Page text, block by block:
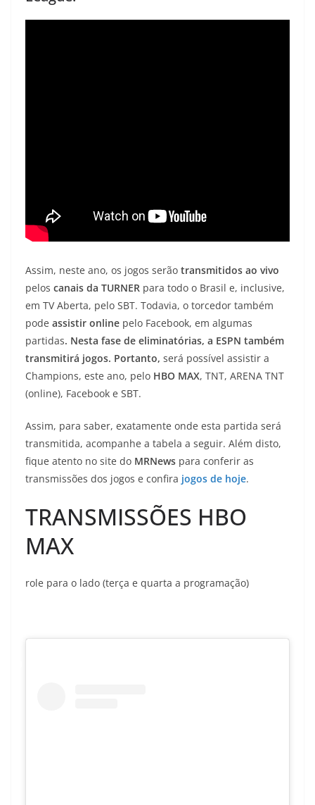
Assim, neste ano, os jogos serão transmitidos ao vivo
pelos canais da TURNER para todo o Brasil e, inclusive,
em TV Aberta, pelo SBT. Todavia, o torcedor também
pode assistir online pelo Facebook, em algumas
partidas. Nesta fase de eliminatórias, a ESPN também
transmitirá jogos. Portanto, será possível assistir a
Champions, este ano, pelo HBO MAX, TNT, ARENA TNT
(online), Facebook e SBT.
Assim, para saber, exatamente onde esta partida será
transmitida, acompanhe a tabela a seguir. Além disto,
fique atento no site do MRNews para conferir as
transmissões dos jogos e confira jogos de hoje.
TRANSMISSÕES HBO
MAX
role para o lado (terça e quarta a programação)